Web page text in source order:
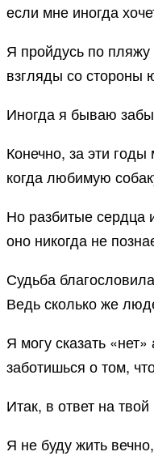
если мне иногда
Я пройдусь по пляжу
взгляды со стороны
Иногда я бываю
Конечно, за эти
когда любимую
Но разбитые сердца
оно никогда не
Судьба
Ведь сколько же
Я могу сказать
заботишься о том,
Итак, в ответ на
Я не буду жить